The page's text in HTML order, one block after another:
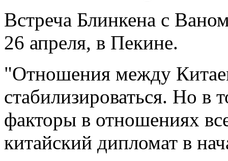
Встреча Блинкена с
26 апреля, в Пекине.
"Отношения между
стабилизироваться. Но в
факторы в отношениях
китайский дипломат в